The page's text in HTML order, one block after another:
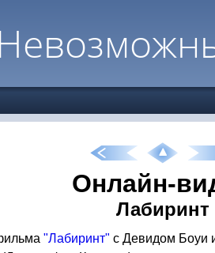
Онлайн-
Лабиринт
"Лабиринт" с Девидом Боуи